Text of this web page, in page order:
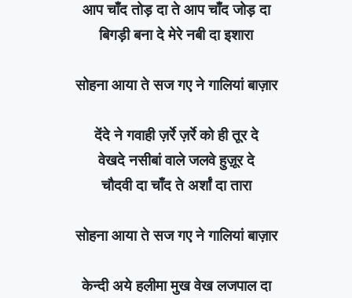
आप चाँद तोड़ दा ते आप चाँद जोड़ दा
बिगड़ी बना दे मेरे नबी दा इशारा
सोहना आया ते सज गए ने गालियां बाज़ार
देंदे ने गवाही ज़र्रे ज़र्रे को ही तूर दे
वेखदे नसीबां वाले जलवे हुज़ूर दे
चौदवी दा चाँद ते अर्शां दा तारा
सोहना आया ते सज गए ने गालियां बाज़ार
केन्दी अये हलीमा मुख वेख लजपाल दा